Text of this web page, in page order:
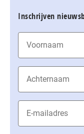
Inschrijven